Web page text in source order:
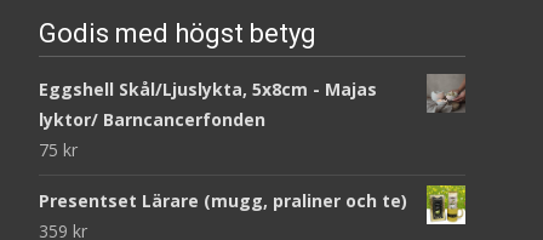
Godis med högst betyg
Eggshell Skål/Ljuslykta, 5x8cm - Majas
lyktor/ Barncancerfonden
75 kr
Presentset Lärare (mugg, praliner och te)
359 kr